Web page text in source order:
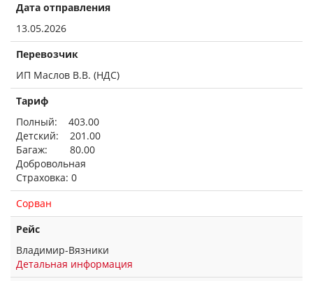
Дата отправления
13.05.2026
Перевозчик
ИП Маслов В.В. (НДС)
Тариф
Полный: 403.00
Детский: 201.00
Багаж: 80.00
Добровольная
Страховка: 0
Сорван
Рейс
Владимир-Вязники
Детальная информация